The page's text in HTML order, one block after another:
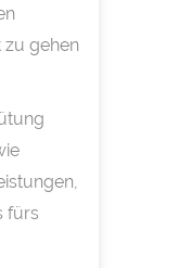
zu gehen
fürs